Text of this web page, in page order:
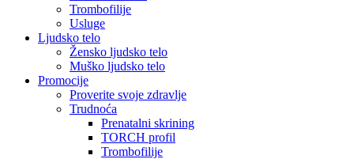
Trombofilije
Usluge
Ljudsko telo
Žensko ljudsko telo
Muško ljudsko telo
Promocije
Proverite svoje zdravlje
Trudnoća
Prenatalni skrining
TORCH profil
Trombofilije